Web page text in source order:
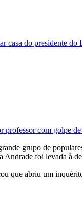
casa do presidente
professor com golpe
grupo de
foi levada à
que abriu um